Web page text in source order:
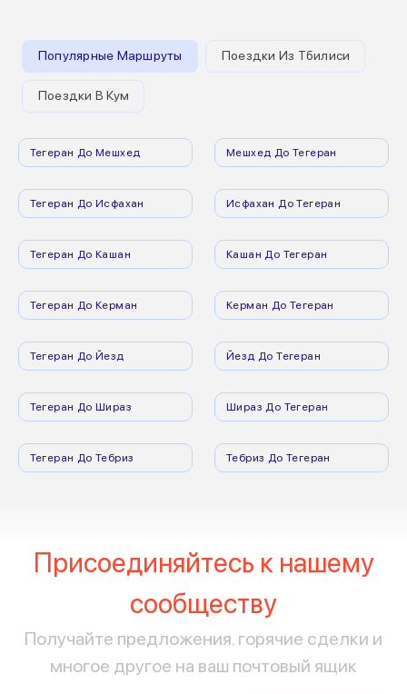
Популярные Маршруты Поездки Из Тбилиси
Поездки В Кум
Тегеран До Мешхед Мешхед До Тегеран
Тегеран До Исфахан Исфахан До Тегеран
Тегеран До Кашан Кашан До Тегеран
Тегеран До Керман Керман До Тегеран
Тегеран До Йезд Йезд До Тегеран
Тегеран До Шираз Шираз До Тегеран
Тегеран До Тебриз Тебриз До Тегеран
Присоединяйтесь к нашему
сообществу
Получайте предложения, горячие сделки и
многое другое на ваш почтовый ящик